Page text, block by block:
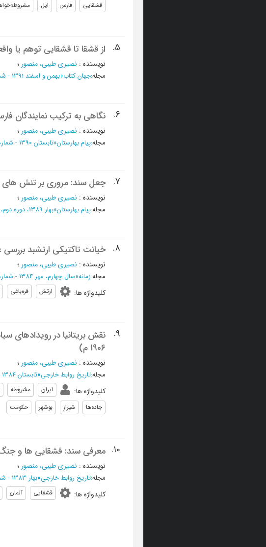
قشقایی
فارس ایل
5. از قشقا تا قشقایی توهم یا
نویسنده : نصیری طیبی، منصور ؛
مجله:جهان کتاب»بهمن و اسفند 1391 - شماره 285 و 286
6. نگاهی به ترکیب نمایندگان
نویسنده : نصیری طیبی، منصور ؛
مجله:پیام بهارستان»تابستان 1390 - شماره 12 (ویژه نامه تاریخ مجلس 2)
7. جعل سند: مروری بر تنش های
نویسنده : نصیری طیبی، منصور ؛
مجله:پیام بهارستان»بهار 1389، دوره دوم، سال دوم - شماره 7
8. خیانت تاکتیکی ارتشبد بررسی
نویسنده : نصیری طیبی، منصور ؛
مجله:زمانه»سال چهارم، مهر 1384 - شماره 37
کلیدواژه ها: ارتش قره‌باغی
9.
1906 م)
نویسنده : نصیری طیبی، منصور ؛
مجله:تاریخ روابط خارجی»تابستان 1384 - شماره 23
کلیدواژه ها: ایران مشروطه
جاده‌ها
شیراز بوشهر حکومت
10. معرفی سند: قشقایی ها و جنگ
نویسنده : نصیری طیبی، منصور ؛
مجله:تاریخ روابط خارجی»بهار 1383 - شماره 18
کلیدواژه ها: قشقایی آلمان